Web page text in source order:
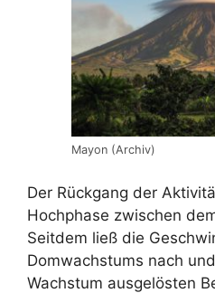
Mayon (Archiv)
Der Rückgang der
Hochphase zwischen
Seitdem ließ die
Domwachstums nach
Wachstum ausgelösten